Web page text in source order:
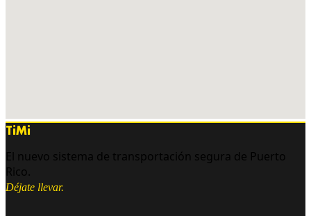
TiMi
El nuevo sistema de transportación segura de Puerto
Rico.
Déjate llevar.